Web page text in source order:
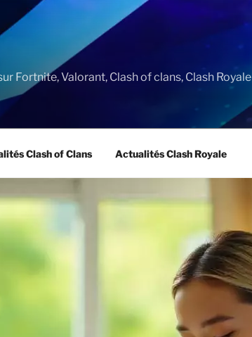
Fortnite, Valorant, Clash of clans, Clash Royale
Clash of Clans Actualités Clash Royale